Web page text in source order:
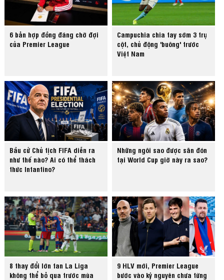
6 bản hợp đồng đáng chờ đợi
của Premier League
Campuchia chia tay sớm 3 trụ
cột, chủ động 'buông' trước
Việt Nam
Bầu cử Chủ tịch FIFA diễn ra
như thế nào? Ai có thể thách
thức Infantino?
Những ngôi sao được săn đón
tại World Cup giờ này ra sao?
8 thay đổi lớn fan La Liga
không thể bỏ qua trước mùa
9 HLV mới, Premier League
bước vào kỷ nguyên chưa từng